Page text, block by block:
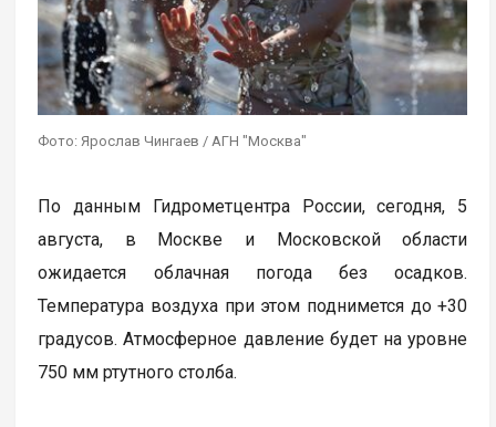
Фото: Ярослав Чингаев / АГН "Москва"
По данным Гидрометцентра России, сегодня, 5
августа, в Москве и Московской области
ожидается облачная погода без осадков.
Температура воздуха при этом поднимется до +30
градусов. Атмосферное давление будет на уровне
750 мм ртутного столба.